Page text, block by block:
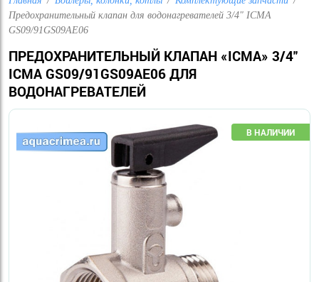
Предохранительный клапан для водонагревателей 3/4" ICMA
GS09/91GS09AЕ06
ПРЕДОХРАНИТЕЛЬНЫЙ КЛАПАН «ICMA» 3/4"
ICMA GS09/91GS09AЕ06 ДЛЯ
ВОДОНАГРЕВАТЕЛЕЙ